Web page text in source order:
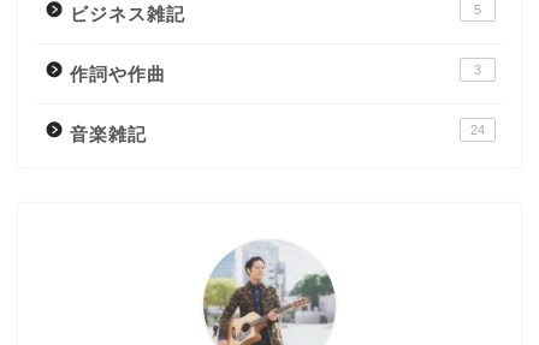
ビジネス雑記 5
作詞や作曲 3
音楽雑記 24